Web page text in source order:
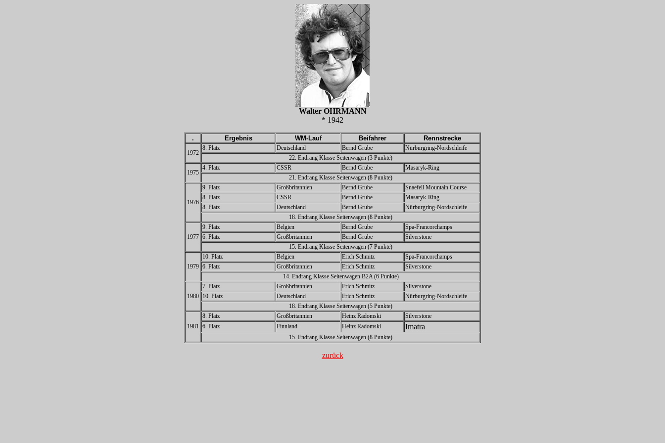
Walter OHRMANN
* 1942
. Ergebnis WM-Lauf Beifahrer Rennstrecke
1972
8. Platz Deutschland Bernd Grube
Nürburgring-Nordschleife
22. Endrang Klasse Seitenwagen (3 Punkte)
1975
4. Platz CSSR Bernd Grube
Masaryk-Ring
21. Endrang Klasse Seitenwagen (8 Punkte)
1976
9. Platz Großbritannien Bernd Grube
Snaefell Mountain Course
8. Platz
CSSR Bernd Grube
Masaryk-Ring
8. Platz
Deutschland Bernd Grube
Nürburgring-Nordschleife
18. Endrang Klasse Seitenwagen (8 Punkte)
1977
9. Platz Belgien Bernd Grube
Spa-Francorchamps
6. Platz
Großbritannien Bernd Grube
Silverstone
15. Endrang Klasse Seitenwagen (7 Punkte)
1979
10. Platz Belgien Erich Schmitz
Spa-Francorchamps
6. Platz
Großbritannien Erich Schmitz
Silverstone
14. Endrang Klasse Seitenwagen B2A (6 Punkte)
1980
7. Platz Großbritannien Erich Schmitz
Silverstone
10. Platz
Deutschland Erich Schmitz
Nürburgring-Nordschleife
18. Endrang Klasse Seitenwagen (5 Punkte)
1981
8. Platz Großbritannien Heinz Radomski
Silverstone
6. Platz
Finnland Heinz Radomski Imatra
15. Endrang Klasse Seitenwagen (8 Punkte)
zurück